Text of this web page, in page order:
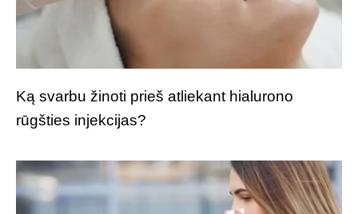
Ką svarbu žinoti prieš atliekant hialurono
rūgšties injekcijas?